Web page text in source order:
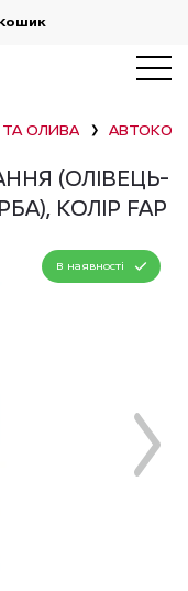
ТА ОЛИВА ❯
(ОЛІВЕЦЬ-
КОЛІР FAP
В наявності